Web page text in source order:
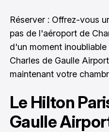
Réserver : Offrez-vous
pas de l'aéroport de
d'un moment
Charles de Gaulle
maintenant votre
Le Hilton
Gaulle